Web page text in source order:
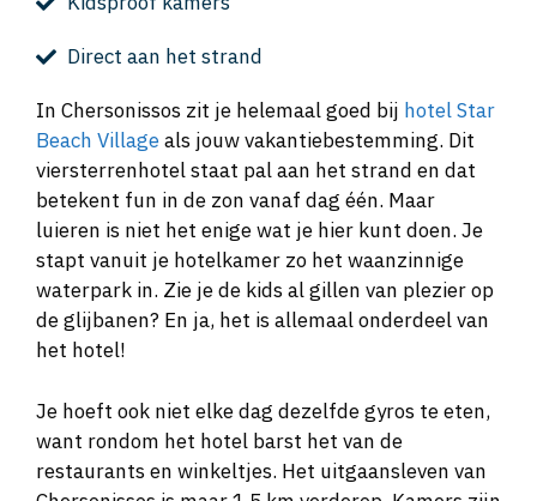
Direct aan het strand
In Chersonissos zit je helemaal goed bij hotel Star
Beach Villageals jouw vakantiebestemming. Dit
viersterrenhotel staat pal aan het strand en dat
betekent fun in de zon vanaf dag één. Maar
luieren is niet het enige wat je hier kunt doen. Je
stapt vanuit je hotelkamer zo het waanzinnige
waterpark in. Zie je de kids al gillen van plezier op
de glijbanen? En ja, het is allemaal onderdeel van
het hotel!
Je hoeft ook niet elke dag dezelfde gyros te eten,
want rondom het hotel barst het van de
restaurants en winkeltjes. Het uitgaansleven van